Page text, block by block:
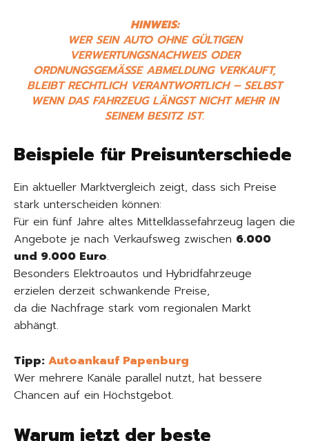
HINWEIS:
WER SEIN AUTO OHNE GÜLTIGEN
VERWERTUNGSNACHWEIS ODER
ORDNUNGSGEMÄSSE ABMELDUNG VERKAUFT,
BLEIBT RECHTLICH VERANTWORTLICH – SELBST
WENN DAS FAHRZEUG LÄNGST NICHT MEHR IN
SEINEM BESITZ IST.
Beispiele für Preisunterschiede
Ein aktueller Marktvergleich zeigt, dass sich Preise
stark unterscheiden können:
Für ein fünf Jahre altes Mittelklassefahrzeug lagen die
Angebote je nach Verkaufsweg zwischen 6.000
und 9.000 Euro.
Besonders Elektroautos und Hybridfahrzeuge
erzielen derzeit schwankende Preise,
da die Nachfrage stark vom regionalen Markt
abhängt.
Tipp: Autoankauf Papenburg
Wer mehrere Kanäle parallel nutzt, hat bessere
Chancen auf ein Höchstgebot.
Warum jetzt der beste